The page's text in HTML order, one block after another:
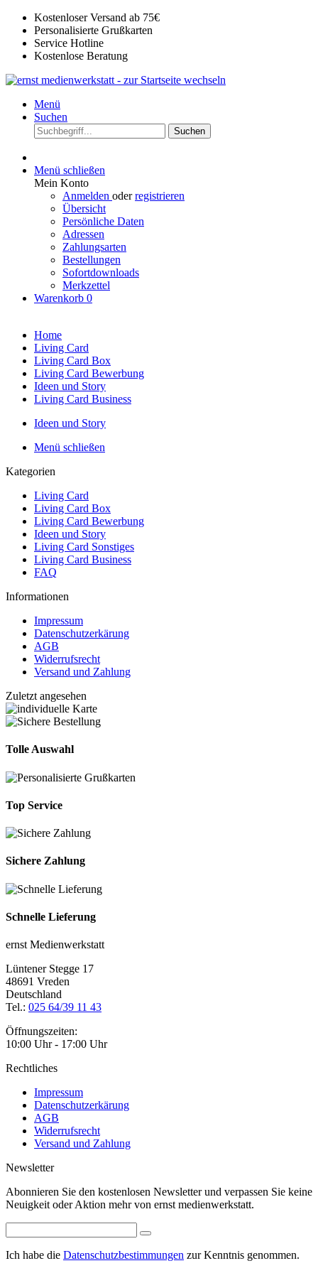
Kostenloser Versand ab 75€
Personalisierte Grußkarten
Service Hotline
Kostenlose Beratung
Menü
Suchen
Suchen
Menü schließen
Mein Konto
Anmelden oderregistrieren
Übersicht
Persönliche Daten
Adressen
Zahlungsarten
Bestellungen
Sofortdownloads
Merkzettel
Warenkorb 0
Home
Living Card
Living Card Box
Living Card Bewerbung
Ideen und Story
Living Card Business
Ideen und Story
Menü schließen
Kategorien
Living Card
Living Card Box
Living Card Bewerbung
Ideen und Story
Living Card Sonstiges
Living Card Business
FAQ
Informationen
Impressum
Datenschutzerkärung
AGB
Widerrufsrecht
Versand und Zahlung
Zuletzt angesehen
Tolle Auswahl
Top Service
Sichere Zahlung
Schnelle Lieferung
ernst Medienwerkstatt
Lüntener Stegge 17
48691 Vreden
Deutschland
Tel.: 025 64/39 11 43
Öffnungszeiten:
10:00 Uhr - 17:00 Uhr
Rechtliches
Impressum
Datenschutzerkärung
AGB
Widerrufsrecht
Versand und Zahlung
Newsletter
Abonnieren Sie den kostenlosen Newsletter und verpassen Sie keine
Neuigkeit oder Aktion mehr von ernst medienwerkstatt.
Ich habe die Datenschutzbestimmungen zur Kenntnis genommen.